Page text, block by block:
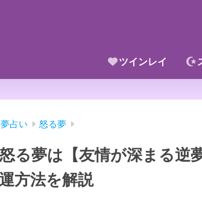
ツインレイ
夢占い 怒る夢
る夢は【友情が深まる逆
方法を解説